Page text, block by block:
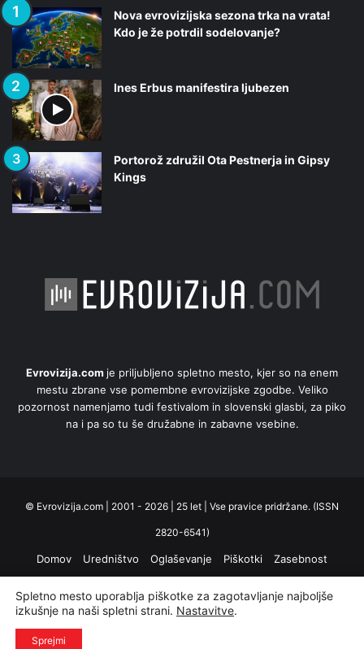
Nova evrovizijska sezona trka na vrata!
Kdo je že potrdil sodelovanje?
Ines Erbus manifestira ljubezen
Portorož združil Ota Pestnerja in Gipsy
Kings
Evrovizija.com je priljubljeno spletno mesto, kjer so na enem
mestu zbrane vse pomembne evrovizijske zgodbe. Veliko
pozornost namenjamo tudi festivalom in slovenski glasbi, za piko
na i pa so tu še družabne in zabavne vsebine.
© Evrovizija.com | 2001 - 2026 | 25 let | Vse pravice pridržane. (ISSN
2820-6541)
Domov Uredništvo Oglaševanje Piškotki Zasebnost
Facebook
X YouTubeInstagram
RSS
Spletno mesto uporablja piškotke za zagotavljanje najboljše
izkušnje na naši spletni strani. Nastavitve.
Sprejmi